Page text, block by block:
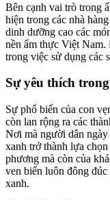
Bên cạnh vai trò trong
hiện trong các nhà
dinh dưỡng cao các
nền ẩm thực Việt
trong việc sử dụng các
Sự yêu thích
Sự phổ biến của con
còn lan rộng ra các
Nơi mà người dân
xanh trở thành lựa
phương mà còn của
ven biển luôn đông
xanh.